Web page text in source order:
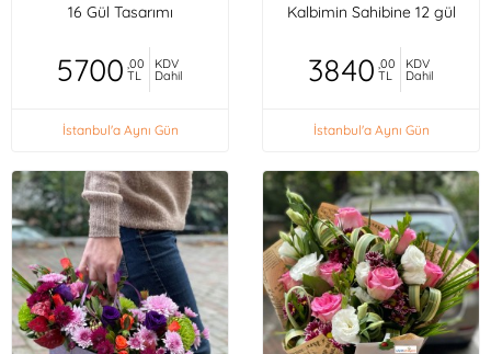
16 Gül Tasarımı
5700 ,00
TL
KDV
Dahil
İstanbul'a Aynı Gün
Kalbimin Sahibine 12 gül
3840 ,00
TL
KDV
Dahil
İstanbul'a Aynı Gün